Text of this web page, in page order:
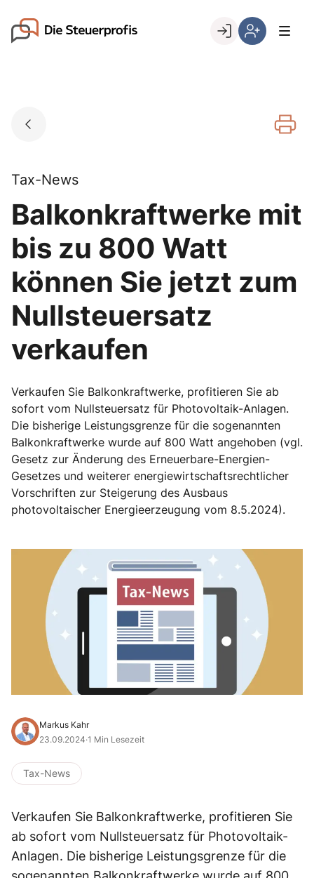
content
Go to landing page.
registrieren,
Tax-News
Balkonkraftwerke mit
bis zu 800 Watt
können Sie jetzt zum
Nullsteuersatz
verkaufen
Verkaufen Sie Balkonkraftwerke, profitieren Sie ab
sofort vom Nullsteuersatz für Photovoltaik-Anlagen.
Die bisherige Leistungsgrenze für die sogenannten
Balkonkraftwerke wurde auf 800 Watt angehoben (vgl.
Gesetz zur Änderung des Erneuerbare-Energien-
Gesetzes und weiterer energiewirtschaftsrechtlicher
Vorschriften zur Steigerung des Ausbaus
photovoltaischer Energieerzeugung vom 8.5.2024).
Markus Kahr
23.09.2024·1 Min Lesezeit
Tax-News
Verkaufen Sie Balkonkraftwerke, profitieren Sie
ab sofort vom Nullsteuersatz für Photovoltaik-
Anlagen. Die bisherige Leistungsgrenze für die